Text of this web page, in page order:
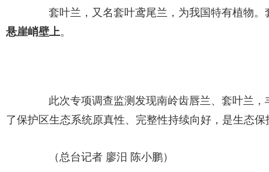
套叶兰，又名套叶鸢尾兰，为我国特有植物。
悬崖峭壁上。
此次专项调查监测发现南岭齿唇兰、套叶兰，
了保护区生态系统原真性、完整性持续向好，是生态
（总台记者 廖汨 陈小鹏）